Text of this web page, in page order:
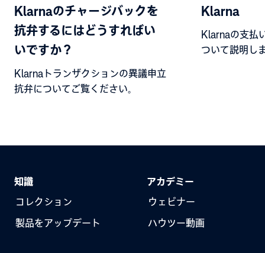
Klarnaのチャージバックを
抗弁するにはどうすればい
いですか？
Klarnaトランザクションの異議申立
抗弁についてご覧ください。
Klarna
Klarnaの支払
ついて説明し
知識
コレクション
製品をアップデート
アカデミー
ウェビナー
ハウツー動画